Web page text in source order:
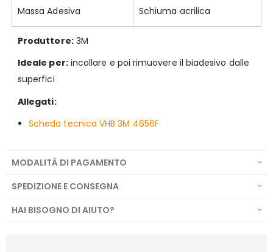
Massa Adesiva Schiuma acrilica
Produttore:3M
Ideale per:incollare e poi rimuovere il biadesivo dalle
superfici
Allegati:
Scheda tecnica VHB 3M 4656F
MODALITÀ DI PAGAMENTO
SPEDIZIONE E CONSEGNA
HAI BISOGNO DI AIUTO?